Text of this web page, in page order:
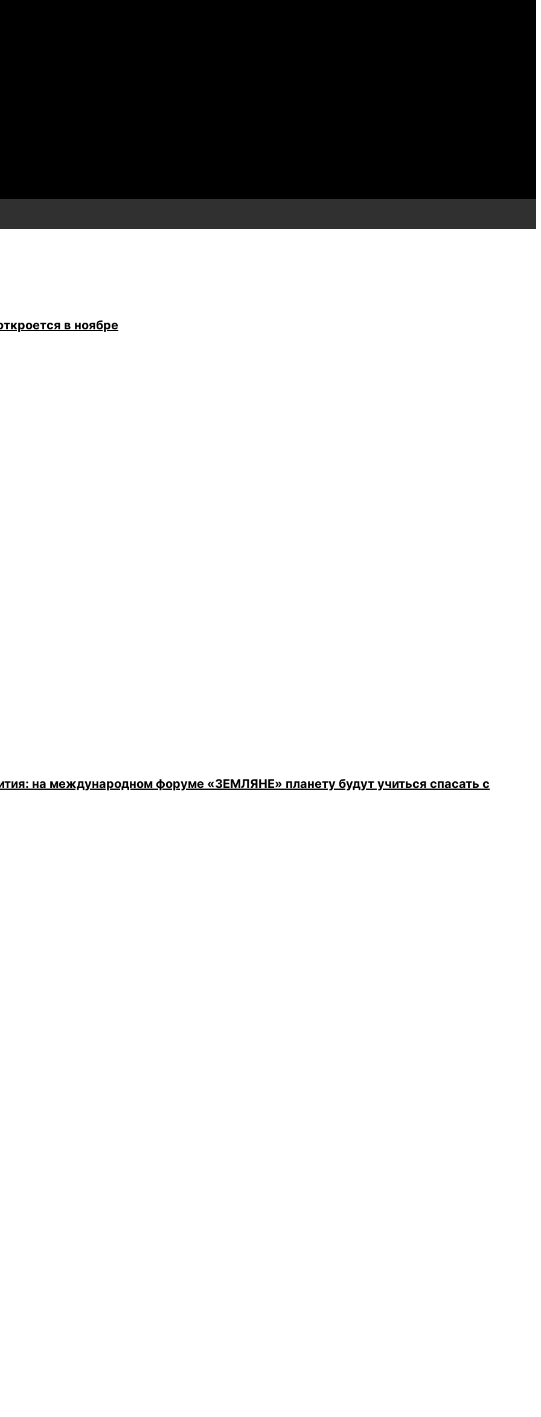
в ноябре
на международном форуме «ЗЕМЛЯНЕ» планету будут учиться спасать с